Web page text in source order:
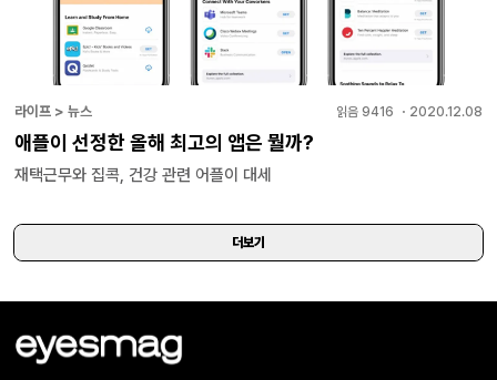
라이프 > 뉴스 읽음 9416 ・ 2020.12.08
애플이 선정한 올해 최고의 앱은 뭘까?
재택근무와 집콕, 건강 관련 어플이 대세
더보기